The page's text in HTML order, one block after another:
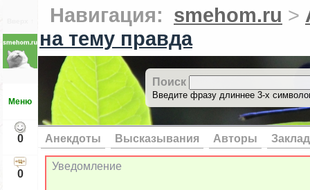
Меню
0
0
Навигация: smehom.ru >
на тему правда
Поиск
Введите фразу длиннее 3-х
Анекдоты Высказывания Авторы
Уведомление